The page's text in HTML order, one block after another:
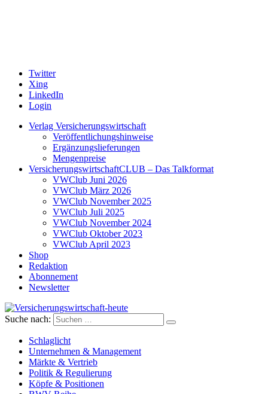
Twitter
Xing
LinkedIn
Login
Verlag Versicherungswirtschaft
Veröffentlichungshinweise
Ergänzungslieferungen
Mengenpreise
VersicherungswirtschaftCLUB – Das Talkformat
VWClub Juni 2026
VWClub März 2026
VWClub November 2025
VWClub Juli 2025
VWClub November 2024
VWClub Oktober 2023
VWClub April 2023
Shop
Redaktion
Abonnement
Newsletter
Versicherungswirtschaft-heute
Suche nach:
Schlaglicht
Unternehmen & Management
Märkte & Vertrieb
Politik & Regulierung
Köpfe & Positionen